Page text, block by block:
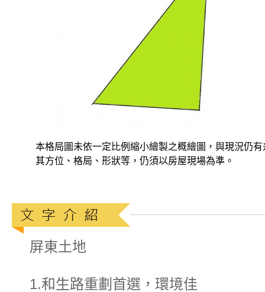
本格局圖未依一定比例縮小繪製之概繪圖，與現況仍有
其方位、格局、形狀等，仍須以房屋現場為準。
屏東土地
1.和生路重劃首選，環境佳